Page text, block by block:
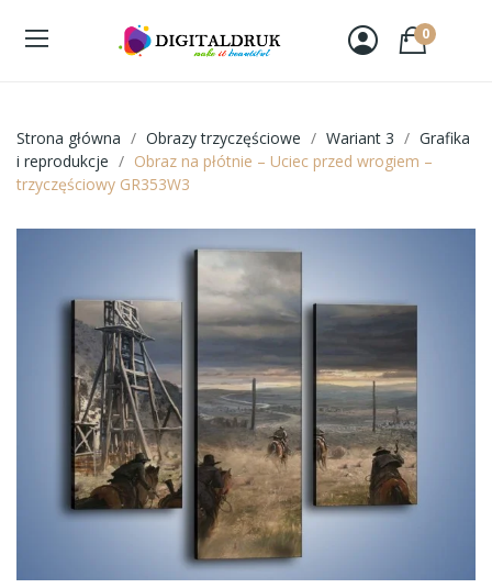
0
Strona główna Obrazy trzyczęściowe Wariant 3
Grafika
i reprodukcje
Obraz na płótnie – Uciec przed wrogiem –
trzyczęściowy GR353W3